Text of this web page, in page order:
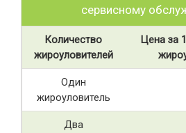
сервисному
Количество
жироуловителей
Цена за
Один
жироуловитель
Два